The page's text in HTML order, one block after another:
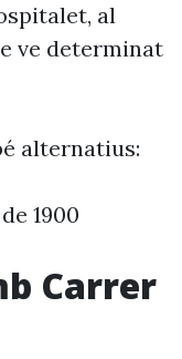
al
ve determinat
alternatius:
1900
Carrer